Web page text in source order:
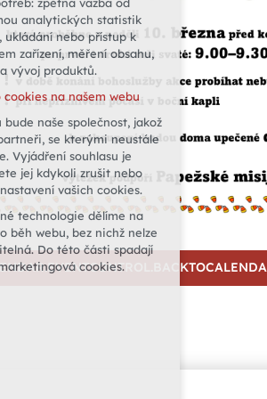
stránek (session):
volby jazyka, apod.
návštěvnosti
cookies (Google)
na našem webu
vše
zpětná vazba od
analytických statistik
ukládání nebo přístup k
zařízení, měření obsahu,
vývoj produktů.
na našem webu
naše společnost, jakož
se kterými neustále
Vyjádření souhlasu je
jej kdykoli zrušit nebo
vašich cookies.
technologie dělíme na
běh webu, bez nichž nelze
Do této části spadají
cookies.